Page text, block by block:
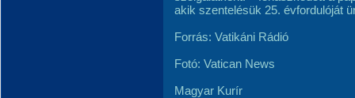
akik szentelésük 25. évfordulóját
Forrás: Vatikáni Rádió
Fotó: Vatican News
Magyar Kurír